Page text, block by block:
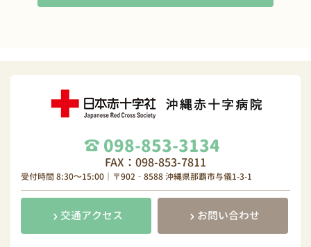
098-853-3134
FAX：098-853-7811
受付時間 8:30～15:00｜〒902‐8588 沖縄県那覇市与儀1-3-1
交通アクセス お問い合わせ